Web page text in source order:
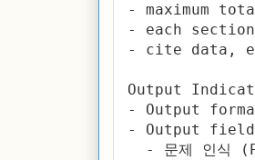
- maximum
- each
- cite data,
Output
- Output
- Output
- 문제 인식